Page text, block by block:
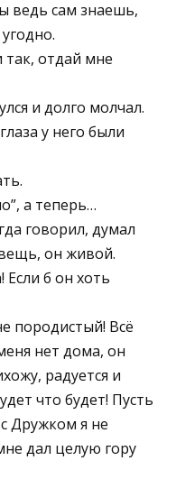
ведь сам знаешь,
отдай мне
и долго молчал.
у него были
а теперь…
говорил, думал
он живой.
Если б он хоть
породистый! Всё
нет дома, он
радуется и
что будет! Пусть
Дружком я не
дал целую гору